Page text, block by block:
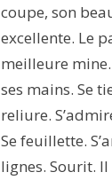
coupe, son
excellente. Le
meilleure
ses mains. Se
reliure.
Se feuillette.
lignes. Sourit. Il